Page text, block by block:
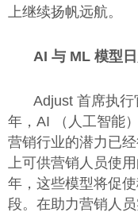
上继续扬帆远航。
AI 与 ML 模型
Adjust 首席执行
年，AI （人工智能
营销行业的潜力已
上可供营销人员使
年，这些模型将促
段。在助力营销人